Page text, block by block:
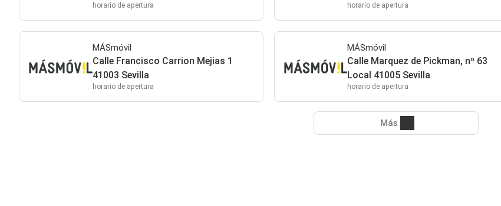
horario de apertura horario de apertura
MÁSmóvil
Calle Francisco Carrion Mejias 1
41003 Sevilla
horario de apertura
MÁSmóvil
Calle Marquez de Pickman, nº 63
Local 41005 Sevilla
horario de apertura
Más